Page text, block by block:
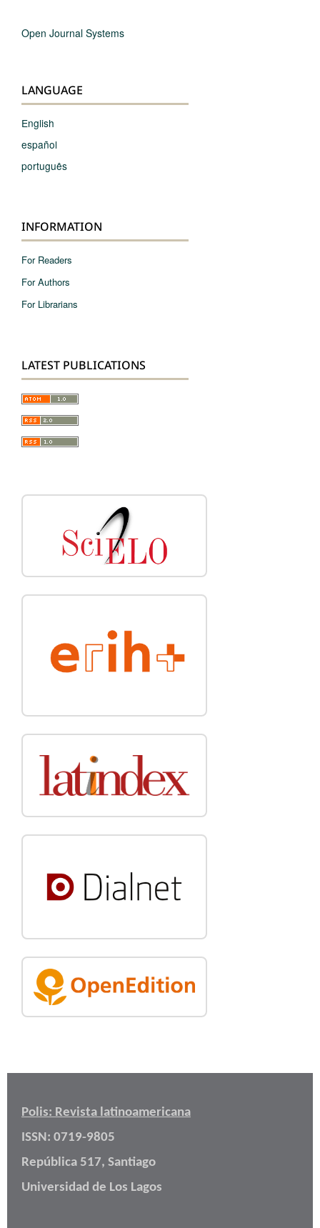
Open Journal Systems
LANGUAGE
English
español
português
INFORMATION
For Readers
For Authors
For Librarians
LATEST PUBLICATIONS
Polis: Revista latinoamericana
ISSN: 0719-9805
República 517, Santiago
Universidad de Los Lagos